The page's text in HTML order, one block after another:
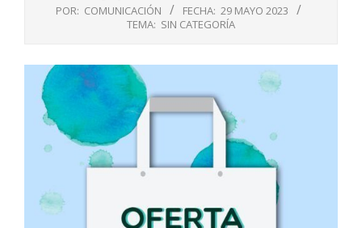
POR: COMUNICACIÓN FECHA: 29 MAYO 2023
TEMA: SIN CATEGORÍA